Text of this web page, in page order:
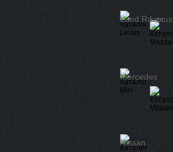
Land Rover
Lexus
Mercedes
Nissan